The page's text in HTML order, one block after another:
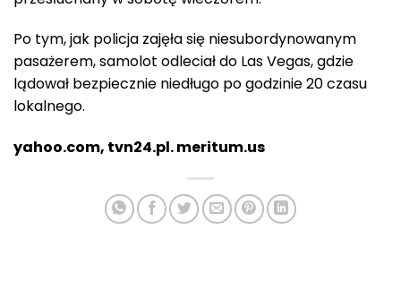
Po tym, jak policja zajęła się niesubordynowanym
pasażerem, samolot odleciał do Las Vegas, gdzie
lądował bezpiecznie niedługo po godzinie 20 czasu
lokalnego.
yahoo.com, tvn24.pl. meritum.us